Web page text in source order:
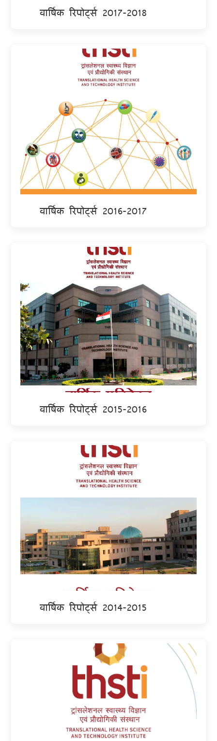
वार्षिक रिपोर्ट्स 2017-2018
वार्षिक रिपोर्ट्स 2016-2017
वार्षिक रिपोर्ट्स 2015-2016
वार्षिक रिपोर्ट्स 2014-2015